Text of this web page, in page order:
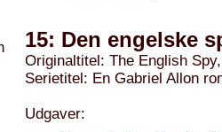
15: Den engelske
Originaltitel: The English
Serietitel: En Gabriel Allon
Udgaver: